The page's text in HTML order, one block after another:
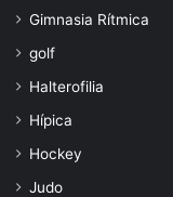
Gimnasia Rítmica
golf
Halterofilia
Hípica
Hockey
Judo